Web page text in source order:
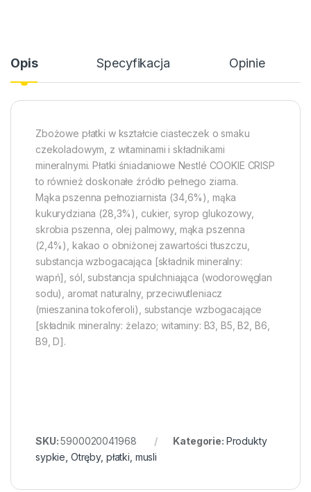
Opis Specyfikacja Opinie
Zbożowe płatki w kształcie ciasteczek o smaku
czekoladowym, z witaminami i składnikami
mineralnymi. Płatki śniadaniowe Nestlé COOKIE CRISP
to również doskonałe źródło pełnego ziarna.
Mąka pszenna pełnoziarnista (34,6%), mąka
kukurydziana (28,3%), cukier, syrop glukozowy,
skrobia pszenna, olej palmowy, mąka pszenna
(2,4%), kakao o obniżonej zawartości tłuszczu,
substancja wzbogacająca [składnik mineralny:
wapń], sól, substancja spulchniająca (wodorowęglan
sodu), aromat naturalny, przeciwutleniacz
(mieszanina tokoferoli), substancje wzbogacające
[składnik mineralny: żelazo; witaminy: B3, B5, B2, B6,
B9, D].
SKU:5900020041968 Kategorie: Produkty
sypkie Otręby, płatki, musli